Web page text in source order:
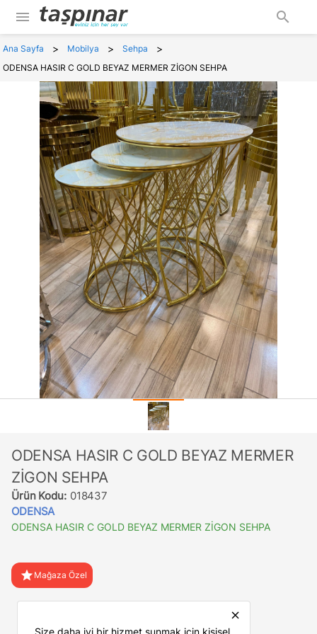
menu search
Ana Sayfa > Mobilya > Sehpa >
ODENSA HASIR C GOLD BEYAZ MERMER ZİGON SEHPA
ODENSA HASIR C GOLD BEYAZ MERMER
ZİGON SEHPA
Ürün Kodu: 018437
ODENSA
ODENSA HASIR C GOLD BEYAZ MERMER ZİGON SEHPA
star Mağaza Özel
close
Size daha iyi bir hizmet sunmak için kişisel